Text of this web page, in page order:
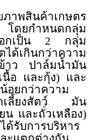
าพสินค้าเกษตร
ดยกำหนดกลุ่ม
อกเป็น 2 กลุ่ม
ด้เกินกว่าความ
าว ปาล์มน้ำมัน
นื้อ และกุ้ง) และ
อยกว่าความ
เลี้ยงสัตว์ มัน
น และถั่วเหลือง)
ด้รับการบริหาร